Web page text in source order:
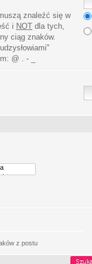
znaleźć się w
i NOT dla tych,
ciąg znaków.
"
@ . - _
z postu